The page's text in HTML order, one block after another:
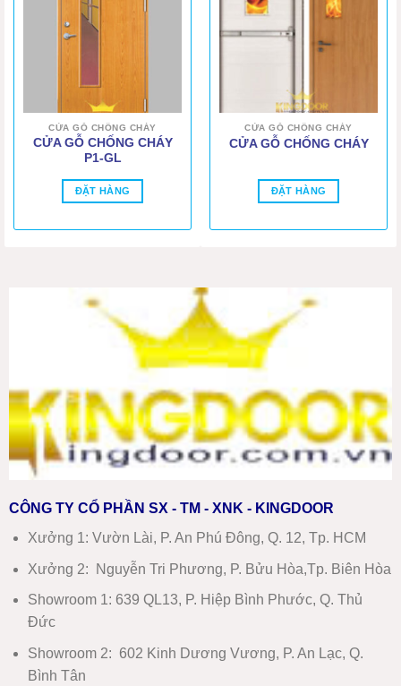
CỬA GỖ CHỐNG CHÁY
CỬA GỖ CHỐNG CHÁY
P1-GL
ĐẶT HÀNG
CỬA GỖ CHỐNG CHÁY
CỬA GỖ CHỐNG CHÁY
ĐẶT HÀNG
CÔNG TY CỔ PHẦN SX - TM - XNK - KINGDOOR
Xưởng 1: Vườn Lài, P. An Phú Đông, Q. 12, Tp. HCM
Xưởng 2: Nguyễn Tri Phương, P. Bửu Hòa,Tp. Biên Hòa
Showroom 1: 639 QL13, P. Hiệp Bình Phước, Q. Thủ
Đức
Showroom 2: 602 Kinh Dương Vương, P. An Lạc, Q.
Bình Tân